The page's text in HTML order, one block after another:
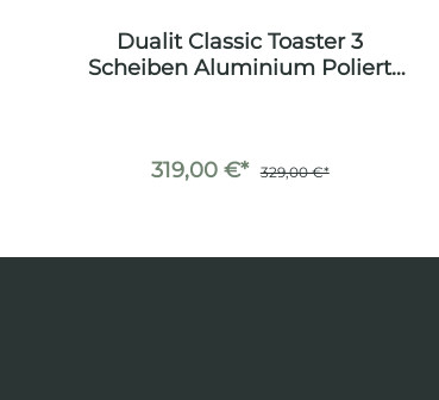
Dualit Classic Toaster 3
Scheiben Aluminium Poliert
319,00 €* 329,00 €*